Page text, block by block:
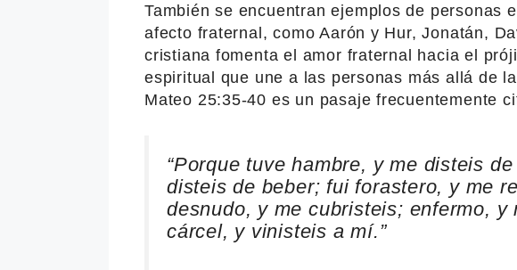
También se encuentran ejemplos de personas
afecto fraternal, como Aarón y Hur, Jonatán,
cristiana fomenta el amor fraternal hacia el
espiritual que une a las personas más allá de
Mateo 25:35-40 es un pasaje frecuentemente
“Porque tuve hambre, y me disteis
disteis de beber; fui forastero, y me
desnudo, y me cubristeis; enfermo, y
cárcel, y vinisteis a mí.”